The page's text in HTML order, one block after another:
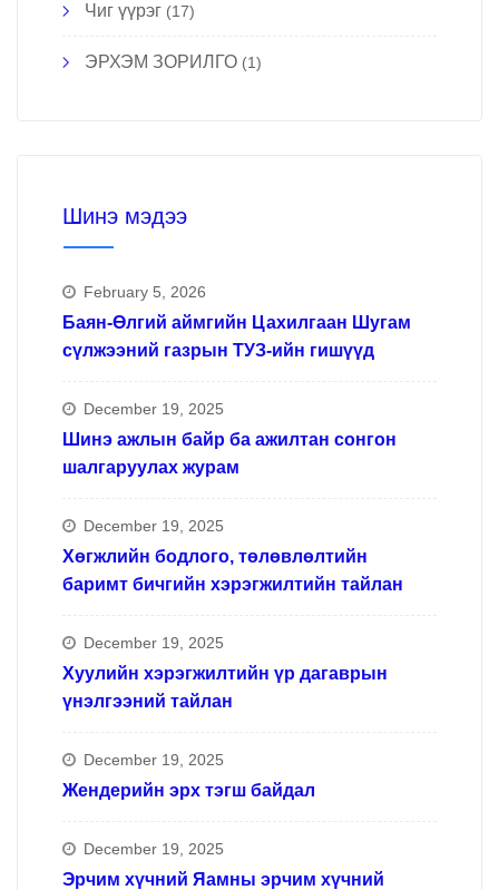
Чиг үүрэг (17)
ЭРХЭМ ЗОРИЛГО (1)
Шинэ мэдээ
February 5, 2026
Баян-Өлгий аймгийн Цахилгаан Шугам
сүлжээний газрын ТУЗ-ийн гишүүд
December 19, 2025
Шинэ ажлын байр ба ажилтан сонгон
шалгаруулах журам
December 19, 2025
Хөгжлийн бодлого, төлөвлөлтийн
баримт бичгийн хэрэгжилтийн тайлан
December 19, 2025
Хуулийн хэрэгжилтийн үр дагаврын
үнэлгээний тайлан
December 19, 2025
Жендерийн эрх тэгш байдал
December 19, 2025
Эрчим хүчний Яамны эрчим хүчний